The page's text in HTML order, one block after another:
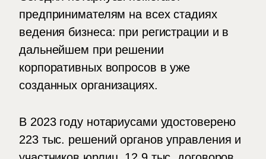
предпринимателям на всех стадиях
ведения бизнеса: при регистрации и в
дальнейшем при решении
корпоративных вопросов в уже
созданных организациях.
В 2023 году нотариусами удостоверено
223 тыс. решений органов управления и